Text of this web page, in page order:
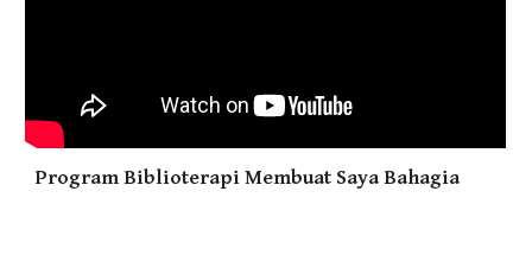
Program Biblioterapi Membuat Saya Bahagia